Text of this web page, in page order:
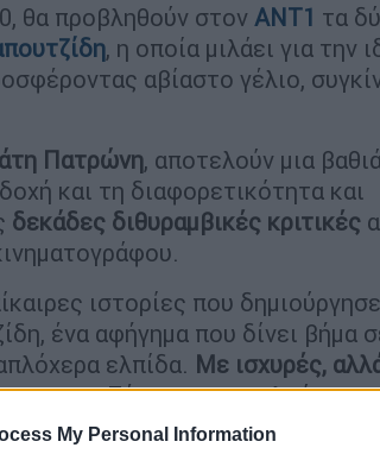
My Personal Information
θα προβληθούν στον ΑΝΤ1 τα
, η οποία μιλάει για την
αβίαστο γέλιο,
Πατρώνη, αποτελούν μια
και τη διαφορετικότητα και
δεκάδες διθυραμβικές κριτικές
ιστορίες που
ένα αφήγημα που δίνει βήμα
ελπίδα. Με ισχυρές,
, οι «Σέρρες» αποτελούν μια
που μας οδηγεί να δούμε
με ειλικρίνεια,